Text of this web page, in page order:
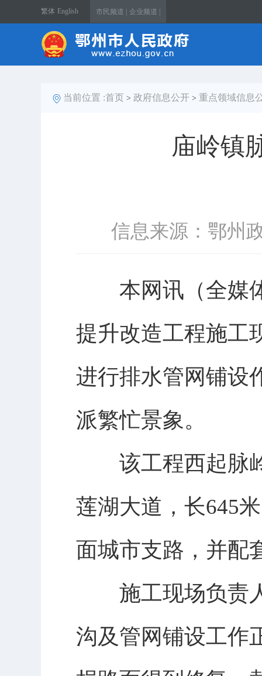
繁体 English 市民频道 | 企业频道 |
当前位置 :首页 > 政府信息公开 > 重点领域信息
庙岭镇
信息来源：鄂州
本网讯（全媒体
提升改造工程施工
进行排水管网铺设
派繁忙景象。
该工程西起脉岭
莲湖大道，长645
面城市支路，并配
施工现场负责人
沟及管网铺设工作